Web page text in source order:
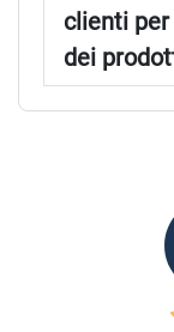
clienti
dei